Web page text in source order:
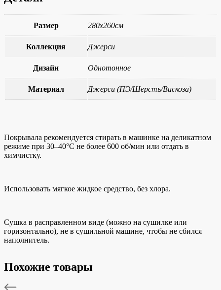
Размер 280х260см
Коллекция Джерси
Дизайн Однотонное
Материал Джерси (ПЭ/Шерсть/Вискоза)
Покрывала рекомендуется стирать в машинке на деликатном
режиме при 30–40°C не более 600 об/мин или отдать в
химчистку.
Использовать мягкое жидкое средство, без хлора.
Сушка в расправленном виде (можно на сушилке или
горизонтально), не в сушильной машине, чтобы не сбился
наполнитель.
Похожие товары